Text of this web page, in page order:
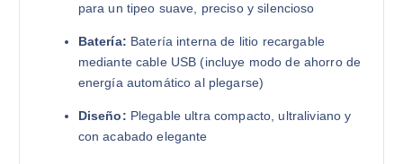
para un tipeo suave, preciso y silencioso
Batería: Batería interna de litio recargable
mediante cable USB (incluye modo de ahorro de
energía automático al plegarse)
Diseño: Plegable ultra compacto, ultraliviano y
con acabado elegante